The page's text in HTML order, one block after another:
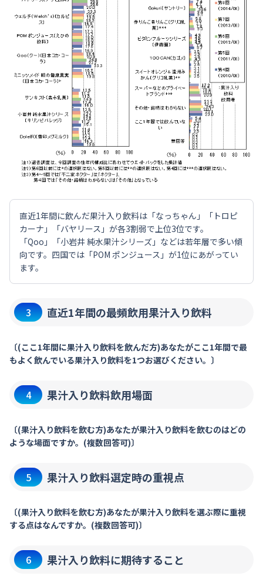
直近1年間に飲んだ果汁入り飲料は「なっちゃん」「トロピ
カーナ」「バヤリース」が各3割弱で上位3位です。
「Qoo」「小岩井 純水果汁シリーズ」などは若年層で多い傾
向です。四国では「POM ポンジュース」が1位にあがってい
ます。
3 直近1年間の最頻飲用果汁入り飲料
〔(ここ1年間に果汁入り飲料を飲んだ方)あなたがここ1年間で最
もよく飲んでいる果汁入り飲料を1つお選びください。〕
4 果汁入り飲料飲用場面
〔(果汁入り飲料を飲む方)あなたが果汁入り飲料を飲むのはどの
ような場面ですか。(複数回答可)〕
5 果汁入り飲料選定時の重視点
〔(果汁入り飲料を飲む方)あなたが果汁入り飲料を選ぶ際に重視
する点はなんですか。(複数回答可)〕
6 果汁入り飲料に期待すること